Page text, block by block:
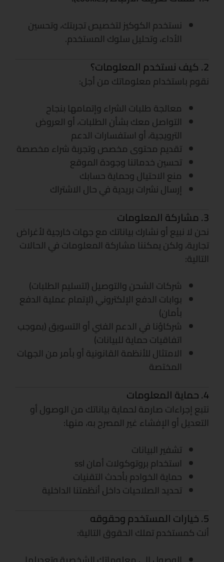
نستخدم الكوكيز لتخصيص تجربتك، وتحسين
الأداء، وتحليل سلوك المستخدم.
2. كيف نستخدم المعلومات؟
نقوم باستخدام معلوماتك من أجل:
معالجة طلبات الشراء وإتمامها بنجاح
التواصل معك بشأن الطلبات، أو العروض
الترويجية، أو استفسارات الدعم
تقديم محتوى مخصص وتجربة شراء مخصصة
تحسين خدماتنا وجودة الموقع
منع الاحتيال وحماية حسابك
إرسال نشرات بريدية في حال الاشتراك
3. مشاركة المعلومات
نحن لا نبيع أو نشارك بياناتك مع جهات خارجية لأغراض
تجارية، ولكن يمكننا مشاركة المعلومات في الحالات
التالية:
شركات الشحن والتوصيل (لتسليم الطلبات)
بوابات الدفع الإلكتروني (لإتمام عملية الدفع
بأمان)
شركاؤنا في الدعم الفني أو التسويق (بموجب
اتفاقيات حماية للبيانات)
الامتثال للأنظمة القانونية أو بأمر من الجهات
المختصة
4. حماية المعلومات
نتبع إجراءات صارمة لحماية بياناتك من الوصول أو
التعديل أو الإفشاء غير المصرح به، منها:
تشفير البيانات
استخدام بروتوكولات أمان ssl
حماية الخوادم بأحدث التقنيات
تحديد الصلاحيات داخل أنظمتنا الداخلية
5. خيارات المستخدم وحقوقه
أنت كمستخدم تملك الحقوق التالية: